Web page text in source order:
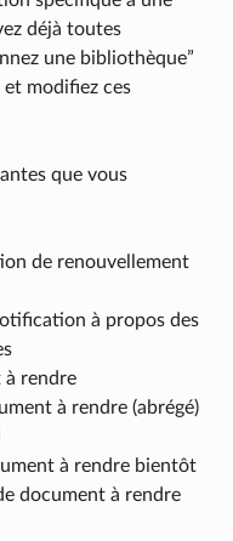
déjà toutes
une bibliothèque”
et modifiez ces
que vous
de renouvellement
à propos des
à rendre
à rendre (abrégé)
à rendre bientôt
document à rendre